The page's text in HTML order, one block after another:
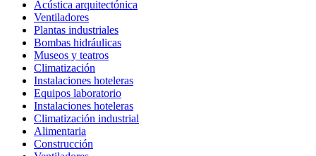
Acústica arquitectónica
Ventiladores
Plantas industriales
Bombas hidráulicas
Museos y teatros
Climatización
Instalaciones hoteleras
Equipos laboratorio
Instalaciones hoteleras
Climatización industrial
Alimentaria
Construcción